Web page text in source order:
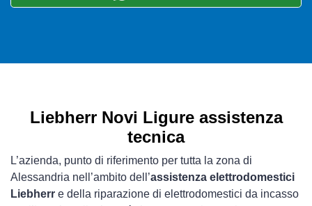
Liebherr Novi Ligure assistenza
tecnica
L’azienda, punto di riferimento per tutta la zona di
Alessandria nell’ambito dell’assistenza elettrodomestici
Liebherr e della riparazione di elettrodomestici da incasso